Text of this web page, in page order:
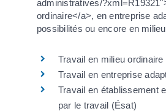
administratives/
ordinaire</a>, en entreprise
possibilités ou encore en
Travail en milieu ordinaire
Travail en entreprise
Travail en établissement
par le travail (Ésat)